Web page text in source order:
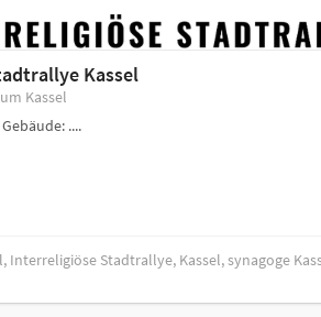
Kassel
Kassel
....
Interreligiöse Stadtrallye, Kassel, synagoge